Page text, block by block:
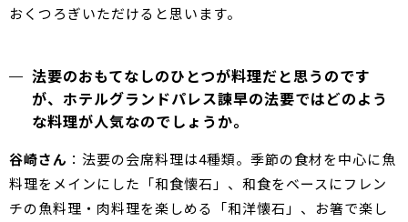
おくつろぎいただけると思います。
法要のおもてなしのひとつが料理だと思うのです
が、ホテルグランドパレス諫早の法要ではどのよう
な料理が人気なのでしょうか。
谷崎さん ：法要の会席料理は4種類。季節の食材を中心に魚
料理をメインにした「和食懐石」、和食をベースにフレン
チの魚料理・肉料理を楽しめる「和洋懐石」、お箸で楽し